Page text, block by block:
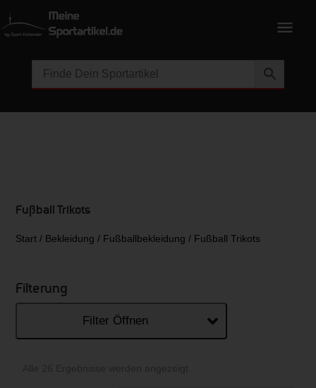
Fußball Trikots
Start / Bekleidung / Fußballbekleidung / Fußball Trikots
Filterung
Filter Öffnen